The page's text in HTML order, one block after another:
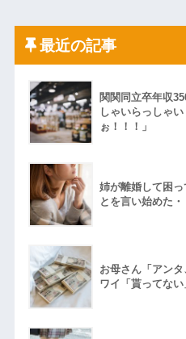
最近の記事
関関同立卒年収
しゃいらっしゃ
ぉ！！！」
姉が離婚して困
とを言い始めた・
お母さん「アンタ
ワイ「貰ってない